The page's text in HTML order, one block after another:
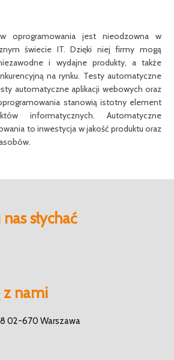
oprogramowania jest nieodzowna w
świecie IT. Dzięki niej firmy mogą
i wydajne produkty, a także
na rynku. Testy automatyczne
automatyczne aplikacji webowych oraz
stanowią istotny element
informatycznych. Automatyczne
to inwestycja w jakość produktu oraz
słychać
z nami
02-670 Warszawa